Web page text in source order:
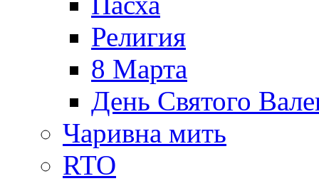
Религия
8 Марта
День Святого
Чаривна мить
RTO